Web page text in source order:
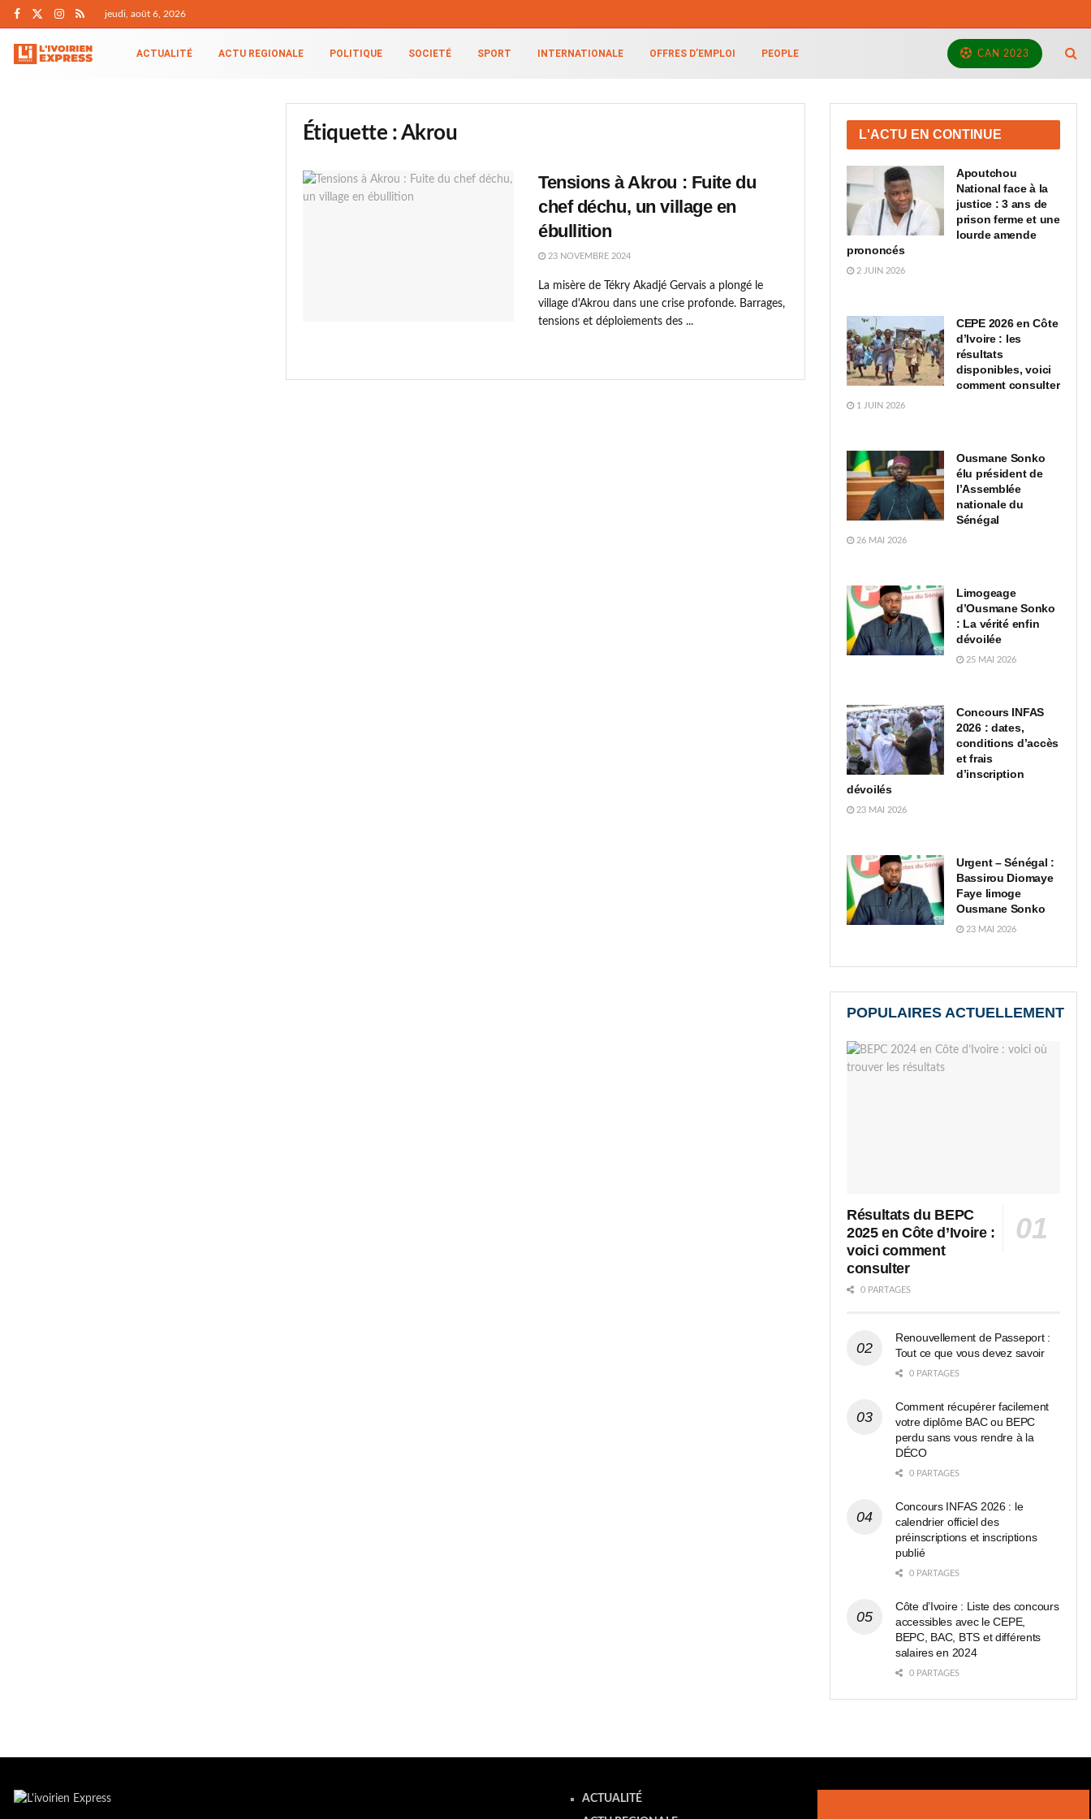
jeudi, août 6, 2026
ACTUALITÉ ACTU REGIONALE POLITIQUE SOCIETÉ SPORT INTERNATIONALE OFFRES D’EMPLOI PEOPLE CAN 2023
Étiquette :Akrou
Tensions à Akrou : Fuite du
chef déchu, un village en
ébullition
23 NOVEMBRE 2024
La misère de Tékry Akadjé Gervais a plongé le
village d'Akrou dans une crise profonde. Barrages,
tensions et déploiements des ...
L'ACTU EN CONTINUE
Apoutchou
National face à la
justice : 3 ans de
prison ferme et une
lourde amende
prononcés
2 JUIN 2026
CEPE 2026 en Côte
d’Ivoire : les
résultats
disponibles, voici
comment consulter
1 JUIN 2026
Ousmane Sonko
élu président de
l’Assemblée
nationale du
Sénégal
26 MAI 2026
Limogeage
d’Ousmane Sonko
: La vérité enfin
dévoilée
25 MAI 2026
Concours INFAS
2026 : dates,
conditions d’accès
et frais
d’inscription
dévoilés
23 MAI 2026
Urgent – Sénégal :
Bassirou Diomaye
Faye limoge
Ousmane Sonko
23 MAI 2026
POPULAIRES ACTUELLEMENT
Résultats du BEPC
2025 en Côte d’Ivoire :
voici comment
consulter
0 PARTAGES
Renouvellement de Passeport :
Tout ce que vous devez savoir
0 PARTAGES
Comment récupérer facilement
votre diplôme BAC ou BEPC
perdu sans vous rendre à la
DÉCO
0 PARTAGES
Concours INFAS 2026 : le
calendrier officiel des
préinscriptions et inscriptions
publié
0 PARTAGES
Côte d’Ivoire : Liste des concours
accessibles avec le CEPE,
BEPC, BAC, BTS et différents
salaires en 2024
0 PARTAGES
ACTUALITÉ